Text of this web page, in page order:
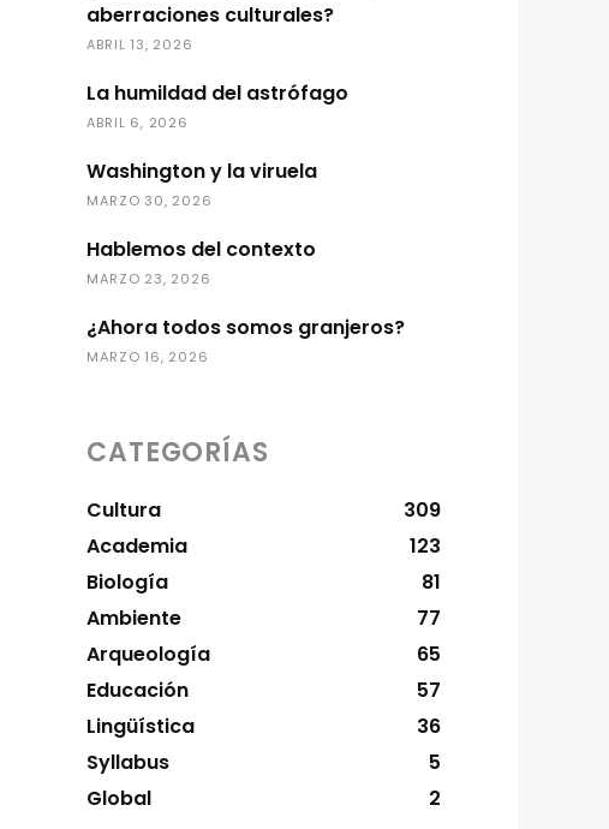
aberraciones culturales?
ABRIL 13, 2026
La humildad del astrófago
ABRIL 6, 2026
Washington y la viruela
MARZO 30, 2026
Hablemos del contexto
MARZO 23, 2026
¿Ahora todos somos granjeros?
MARZO 16, 2026
CATEGORÍAS
Cultura
309
Academia
123
Biología
81
Ambiente
77
Arqueología
65
Educación
57
Lingüística
36
Syllabus
5
Global
2